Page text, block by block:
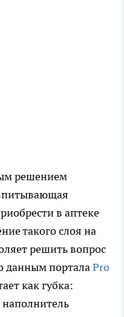
решением
в аптеке
такого слоя на
решить вопрос
данным порталаPro
как губка: